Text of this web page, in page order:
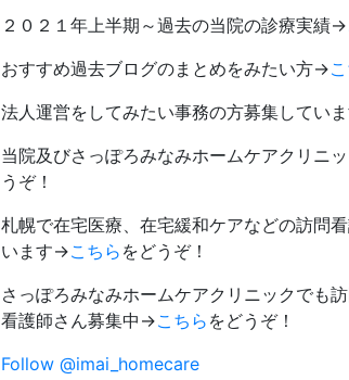
２０２１年上半期～過去の当院の診療実績→
おすすめ過去ブログのまとめをみたい方→
法人運営をしてみたい事務の方募集してい
当院及びさっぽろみなみホームケアクリニ
うぞ！
札幌で在宅医療、在宅緩和ケアなどの訪問
います→こちら をどうぞ！
さっぽろみなみホームケアクリニックでも
看護師さん募集中→こちら をどうぞ！
Follow @imai_homecare